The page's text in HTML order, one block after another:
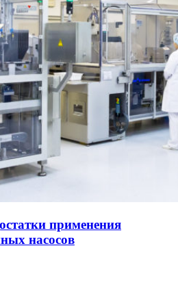
применения
насосов